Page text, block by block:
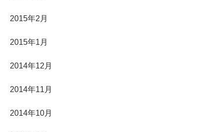
2015年2月
2015年1月
2014年12月
2014年11月
2014年10月